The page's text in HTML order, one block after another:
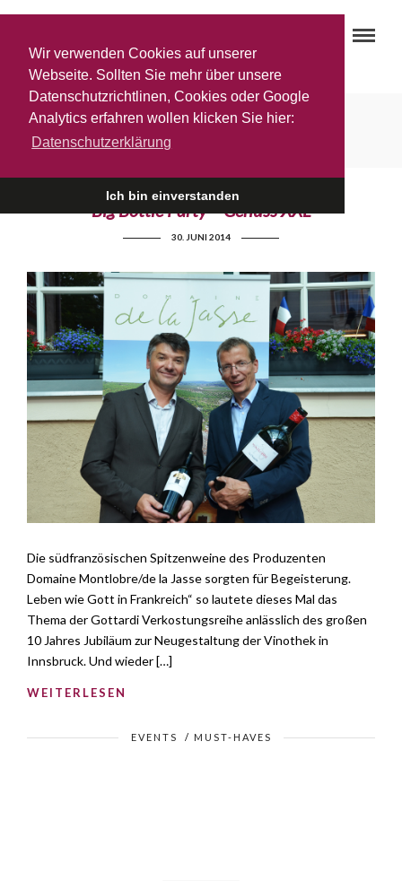
Wir verwenden Cookies auf unserer
Webseite. Sollten Sie mehr über unsere
Datenschutzrichtlinen, Cookies oder Google
Analytics erfahren wollen klicken Sie hier:
Datenschutzerklärung
Ich bin einverstanden
Quintessence 2009
Big Bottle Party – Genuss XXL
30. JUNI 2014
Die südfranzösischen Spitzenweine des Produzenten
Domaine Montlobre/de la Jasse sorgten für Begeisterung.
Leben wie Gott in Frankreich“ so lautete dieses Mal das
Thema der Gottardi Verkostungsreihe anlässlich des großen
10 Jahres Jubiläum zur Neugestaltung der Vinothek in
Innsbruck. Und wieder […]
WEITERLESEN
EVENTS / MUST-HAVES